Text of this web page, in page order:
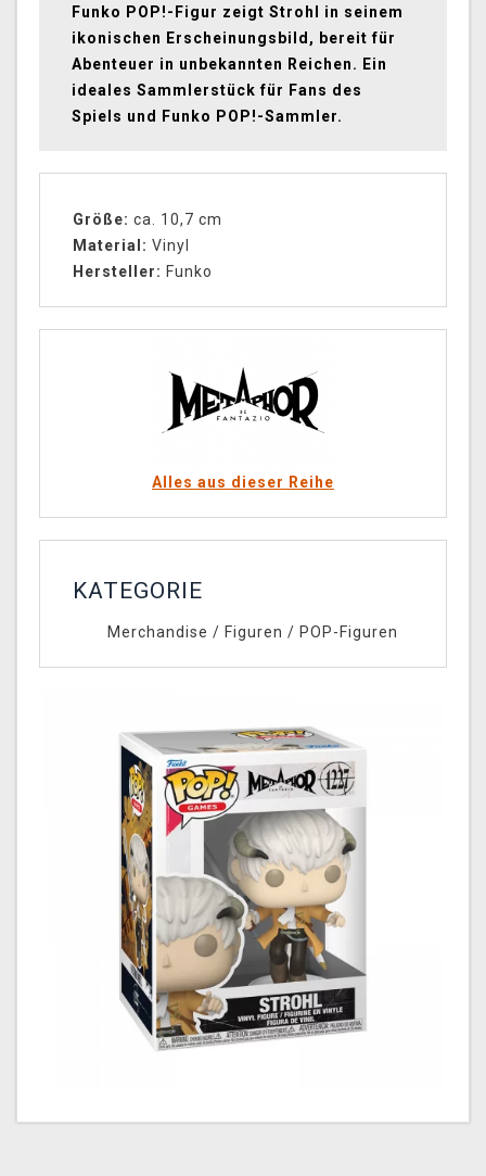
Funko POP!-Figur zeigt Strohl in seinem
ikonischen Erscheinungsbild, bereit für
Abenteuer in unbekannten Reichen. Ein
ideales Sammlerstück für Fans des
Spiels und Funko POP!-Sammler.
Größe: ca. 10,7 cm
Material: Vinyl
Hersteller: Funko
Alles aus dieser Reihe
KATEGORIE
Merchandise / Figuren / POP-Figuren